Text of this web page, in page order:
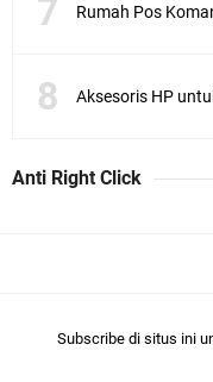
Aksesoris HP
Anti Right Click
Subscribe di situs ini